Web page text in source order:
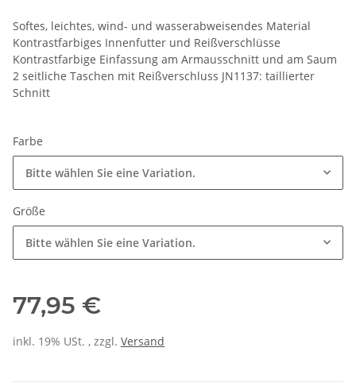
Softes, leichtes, wind- und wasserabweisendes Material
Kontrastfarbiges Innenfutter und Reißverschlüsse
Kontrastfarbige Einfassung am Armausschnitt und am Saum
2 seitliche Taschen mit Reißverschluss JN1137: taillierter
Schnitt
Farbe
Bitte wählen Sie eine Variation.
Größe
Bitte wählen Sie eine Variation.
77,95 €
inkl. 19% USt. , zzgl. Versand